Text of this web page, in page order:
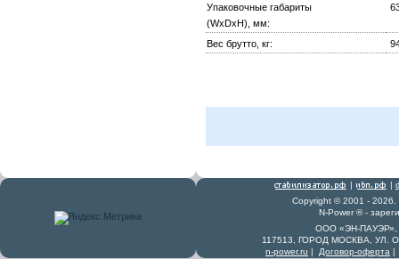
Упаковочные габариты
(WxDxH), мм:
Вес брутто, кг:
| |
Copyright © 2001 -
N-Power ® -
ООО «ЭН-ПАУЭР»,
117513, ГОРОД МОСКВА, УЛ.
n-power.ru | Договор-оферта